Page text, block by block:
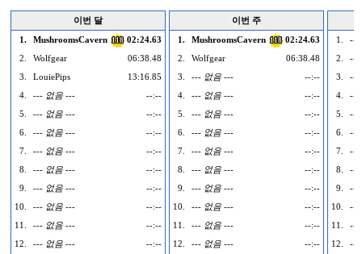
이번 달
1.
MushroomsCavern 118 02:24.63
2.
Wolfgear
06:38.48
3.
LouiePips
13:16.85
4.
--- 없음 ---
--:--
5.
--- 없음 ---
--:--
6.
--- 없음 ---
--:--
7.
--- 없음 ---
--:--
8.
--- 없음 ---
--:--
9.
--- 없음 ---
--:--
10.
--- 없음 ---
--:--
11.
--- 없음 ---
--:--
12.
--- 없음 ---
--:--
이번 주
1.
MushroomsCavern 118 02:24.63
2.
Wolfgear
06:38.48
3.
--- 없음 ---
--:--
4.
--- 없음 ---
--:--
5.
--- 없음 ---
--:--
6.
--- 없음 ---
--:--
7.
--- 없음 ---
--:--
8.
--- 없음 ---
--:--
9.
--- 없음 ---
--:--
10.
--- 없음 ---
--:--
11.
--- 없음 ---
--:--
12.
--- 없음 ---
--:--
1.
---
2.
---
3.
---
4.
---
5.
---
6.
---
7.
---
8.
---
9.
---
10.
---
11.
---
12.
---